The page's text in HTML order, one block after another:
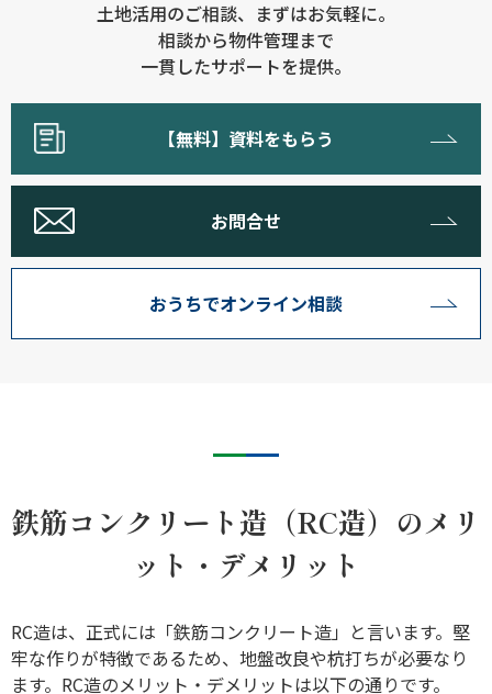
土地活用のご相談、まずはお気軽に。
相談から物件管理まで
一貫したサポートを提供。
【無料】資料をもらう
お問合せ
おうちでオンライン相談
鉄筋コンクリート造（RC造）のメリ
ット・デメリット
RC造は、正式には「鉄筋コンクリート造」と言います。堅
牢な作りが特徴であるため、地盤改良や杭打ちが必要なり
ます。RC造のメリット・デメリットは以下の通りです。